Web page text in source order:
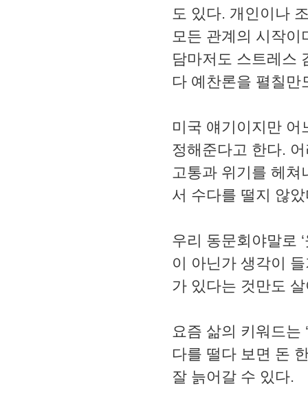
도 있다. 개인이나
모든 관계의 시작이
담마저도 스트레스
다 예찬론을 펼칠만
미국 얘기이지만 어
정해준다고 한다.
고통과 위기를 헤쳐
서 수다를 떨지 않
우리 동문회야말로
이 아닌가 생각이
가 있다는 것만도
요즘 삶의 키워드는
다를 떨다 보면 돈
잘 늙어갈 수 있다.